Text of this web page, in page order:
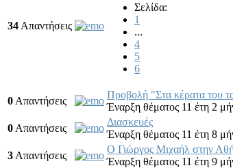
34 Απαντήσεις
Σελίδα:
1
...
4
5
6
0 Απαντήσεις
Προβολή "Στα κέρατα του
Έναρξη θέματος 11 έτη 2
0 Απαντήσεις
Διασκευές
Έναρξη θέματος 11 έτη 8
3 Απαντήσεις
Ο Γιώργος Μιχαήλ στην
Έναρξη θέματος 11 έτη 9